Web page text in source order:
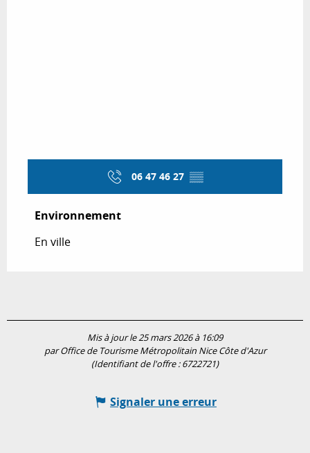
06 47 46 27 ▒▒
Environnement
Environnement
En ville
Mis à jour le 25 mars 2026 à 16:09
par Office de Tourisme Métropolitain Nice Côte d'Azur
(Identifiant de l'offre :6722721)
Signaler une erreur